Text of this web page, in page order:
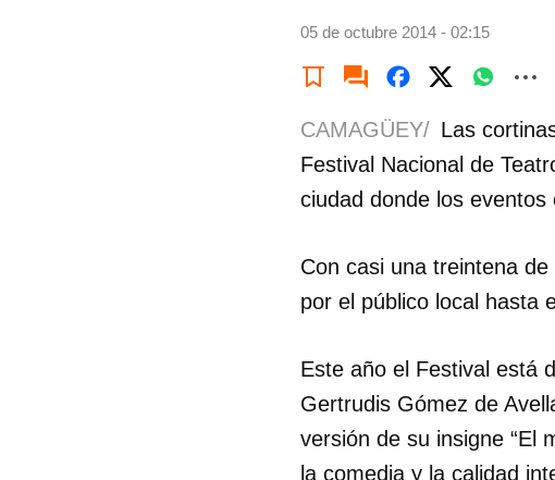
05 de octubre 2014 - 02:15
CAMAGÜEY/ Las
Festival Nacional de
ciudad donde los
Con casi una treintena
por el público local hasta
Este año el Festival está
Gertrudis Gómez de
versión de su insigne “El
la comedia y la calidad